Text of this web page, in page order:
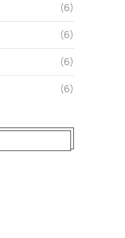
(6)
(6)
(6)
(6)